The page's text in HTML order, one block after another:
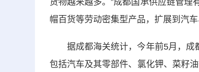
货物越来越多。”成都国承供应链管理
帽百货等劳动密集型产品，扩展到汽车
据成都海关统计，今年前5月，成
包括汽车及其零部件、氯化钾、菜籽